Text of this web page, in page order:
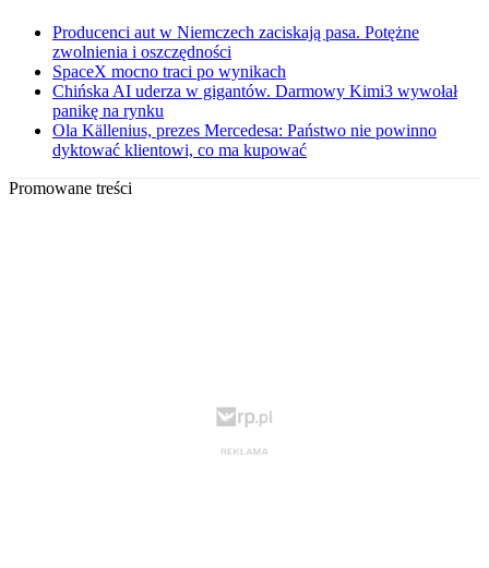
Producenci aut w Niemczech zaciskają pasa. Potężne
zwolnienia i oszczędności
SpaceX mocno traci po wynikach
Chińska AI uderza w gigantów. Darmowy Kimi3 wywołał
panikę na rynku
Ola Källenius, prezes Mercedesa: Państwo nie powinno
dyktować klientowi, co ma kupować
Promowane treści